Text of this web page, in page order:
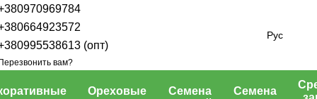
(опт)
вам?
Рус
Ореховые
Семена
Семена